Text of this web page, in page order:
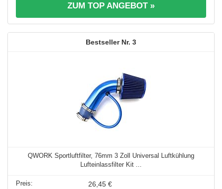
ZUM TOP ANGEBOT »
3
QWORK Sportluftfilter, 76mm 3 Zoll Universal Luftkühlung
Lufteinlassfilter Kit ...
26,45 €